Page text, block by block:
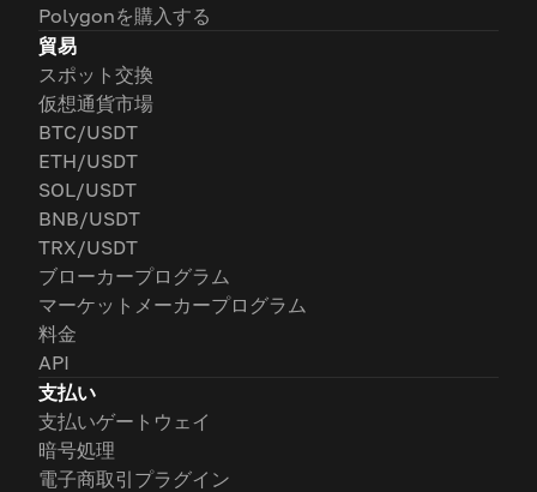
Polygonを購入する
貿易
スポット交換
仮想通貨市場
BTC/USDT
ETH/USDT
SOL/USDT
BNB/USDT
TRX/USDT
ブローカープログラム
マーケットメーカープログラム
料金
API
支払い
支払いゲートウェイ
暗号処理
電子商取引プラグイン